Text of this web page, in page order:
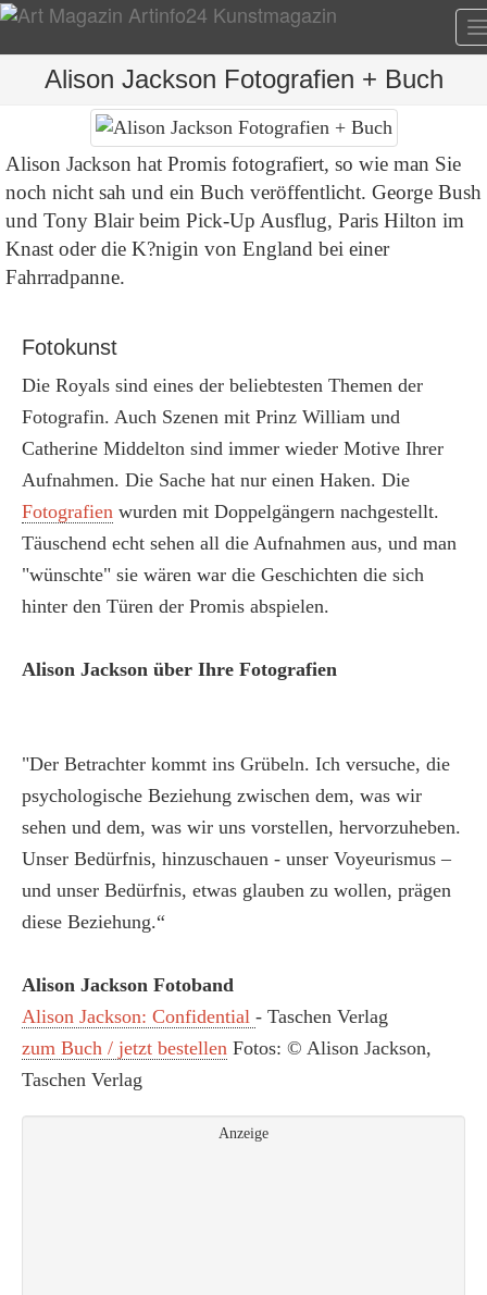
Alison Jackson Fotografien + Buch
Alison Jackson hat Promis fotografiert, so wie man Sie
noch nicht sah und ein Buch veröffentlicht. George Bush
und Tony Blair beim Pick-Up Ausflug, Paris Hilton im
Knast oder die K?nigin von England bei einer
Fahrradpanne.
Fotokunst
Die Royals sind eines der beliebtesten Themen der
Fotografin. Auch Szenen mit Prinz William und
Catherine Middelton sind immer wieder Motive Ihrer
Aufnahmen. Die Sache hat nur einen Haken. Die
Fotografien wurden mit Doppelgängern nachgestellt.
Täuschend echt sehen all die Aufnahmen aus, und man
"wünschte" sie wären war die Geschichten die sich
hinter den Türen der Promis abspielen.
Alison Jackson über Ihre Fotografien
"Der Betrachter kommt ins Grübeln. Ich versuche, die
psychologische Beziehung zwischen dem, was wir
sehen und dem, was wir uns vorstellen, hervorzuheben.
Unser Bedürfnis, hinzuschauen - unser Voyeurismus –
und unser Bedürfnis, etwas glauben zu wollen, prägen
diese Beziehung.“
Alison Jackson Fotoband
Alison Jackson: Confidential - Taschen Verlag
zum Buch / jetzt bestellen Fotos: © Alison Jackson,
Taschen Verlag
Anzeige